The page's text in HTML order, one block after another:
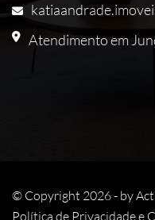
Atendimento em
© Copyright 2026 - by
Política de Privacidade e